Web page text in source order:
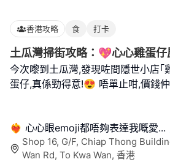
香港攻略 食 打卡
土瓜灣掃街攻略：💖心心雞蛋
今次嚟到土瓜灣,發現咗間隱世小店｢
蛋仔,真係勁得意!😍 唔單止咁,價錢
❤️‍🔥 心心眼emoji都唔夠表達我嘅愛...
Shop 16, G/F, Chiap Thong
Wan Rd, To Kwa Wan, 香港